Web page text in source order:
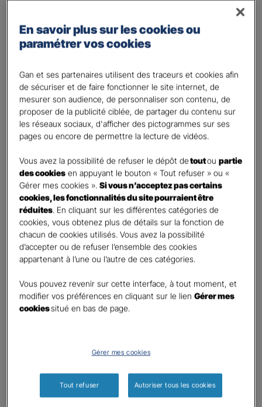
Civilité*
Madame
Contact*
First Last
Téléphone *
United
States
+1
E-mail
Informations complémentaires (facultatif)
Information données personnelles
En cochant cette case et en soumettant ce formulaire,
indiquée dans ce formulaire.
à l'utilisation de données collectés par ce formulaire, veuillez consulter notre
politique de confidentialité.
En savoir plus sur les cookies ou
paramétrer vos cookies
Gan et ses partenaires utilisent des traceurs et cookies afin
de sécuriser et de faire fonctionner le site internet, de
mesurer son audience, de personnaliser son contenu, de
proposer de la publicité ciblée, de partager du contenu sur
les réseaux sociaux, d'afficher des pictogrammes sur ses
pages ou encore de permettre la lecture de vidéos.
Vous avez la possibilité de refuser le dépôt detoutoupartie
des cookies en appuyant le bouton « Tout refuser » ou «
Gérer mes cookies ».Si vous n’acceptez pas certains
cookies, les fonctionnalités du site pourraient être
réduites. En cliquant sur les différentes catégories de
cookies, vous obtenez plus de détails sur la fonction de
chacun de cookies utilisés. Vous avez la possibilité
d’accepter ou de refuser l’ensemble des cookies
appartenant à l’une ou l’autre de ces catégories.
Vous pouvez revenir sur cette interface, à tout moment, et
modifier vos préférences en cliquant sur le lienGérer mes
cookiessitué en bas de page.
Gérer mes cookies
Tout refuser Autoriser tous les cookies